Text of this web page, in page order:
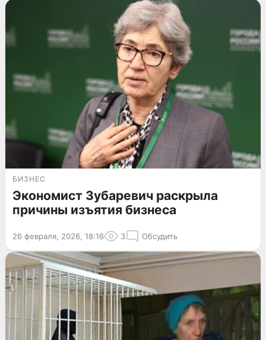
БИЗНЕС
Экономист Зубаревич раскрыла
причины изъятия бизнеса
26 февраля, 2026, 18:16 3 Обсудить